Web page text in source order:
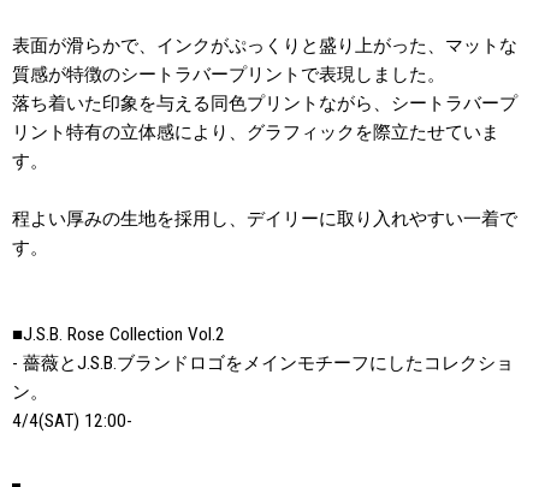
表面が滑らかで、インクがぷっくりと盛り上がった、マットな
質感が特徴のシートラバープリントで表現しました。
落ち着いた印象を与える同色プリントながら、シートラバープ
リント特有の立体感により、グラフィックを際立たせていま
す。
程よい厚みの生地を採用し、デイリーに取り入れやすい一着で
す。
■J.S.B. Rose Collection Vol.2
- 薔薇とJ.S.B.ブランドロゴをメインモチーフにしたコレクショ
ン。
4/4(SAT) 12:00-